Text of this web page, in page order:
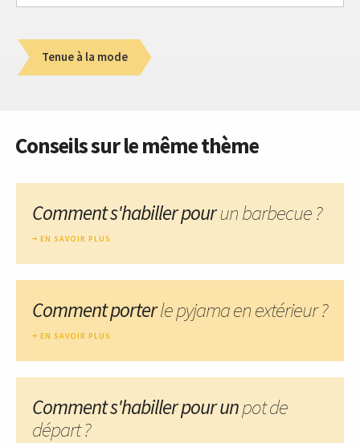
Tenue à la mode
Conseils sur le même thème
Comment s'habiller pourun barbecue ?
EN SAVOIR PLUS
Comment porterle pyjama en extérieur ?
EN SAVOIR PLUS
Comment s'habiller pour unpot de
départ ?